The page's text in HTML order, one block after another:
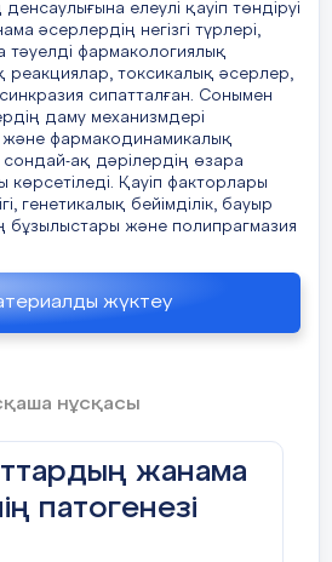
анықтамасы және
– дәрілік затты
қолданған кезде пайда
немесе күтілмеген
көрінісіне,
және ауырлық
әртүрлі болып
жанама әсерлер дәрінің
дамиды және
фармакологиялық
қан қысымының
әкелуі мүмкін.
ағзаның
дәрілік затқа жауап
Бұл реакциялар
елеулі қауіп төндіруі
әсерлердің негізгі түрлері,
тәуелді фармакологиялық
реакциялар, токсикалық әсерлер,
сипатталған. Сонымен
даму механизмдері
және фармакодинамикалық
ақ дәрілердің өзара
көрсетіледі. Қауіп факторлары
генетикалық бейімділік, бауыр
бұзылыстары және полипрагмазия
жүктеу
нұсқасы
жанама
патогенезі